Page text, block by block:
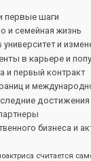
первые шаги
и семейная жизнь
университет и
в карьере и
и первый контракт
и
достижения
бизнеса и
считается